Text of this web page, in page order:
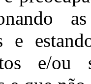
e
e/ou